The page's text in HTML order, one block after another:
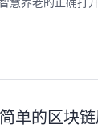
单的区块